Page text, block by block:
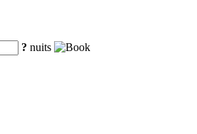
? nuits